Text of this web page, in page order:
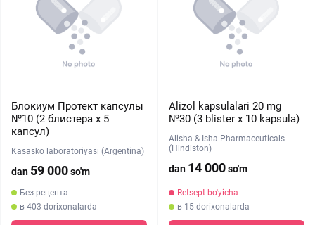
Блокиум Протект капсулы
№10 (2 блистера х 5
капсул)
Kasasko laboratoriyasi (Argentina)
dan 59 000so'm
Без рецепта
в 403 dorixonalarda
Alizol kapsulalari 20 mg
№30 (3 blister х 10 kapsula)
Alisha & Isha Pharmaceuticals
(Hindiston)
dan 14 000so'm
Retsept bo'yicha
в 15 dorixonalarda